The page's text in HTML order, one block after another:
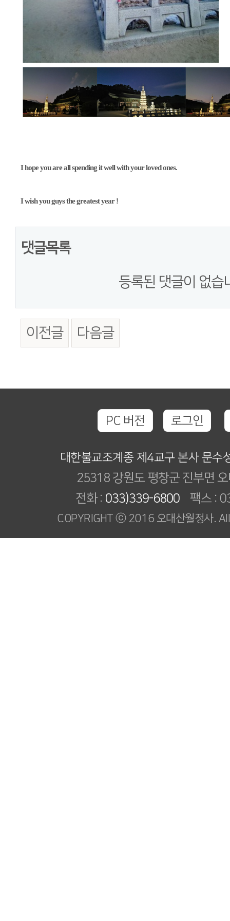
I hope you are all spending it well with your loved ones.
I wish you guys the greatest year !
댓글목록
등록된 댓글이 없습
이전글 다음글
PC 버전 로그인
대한불교조계종 제4교구 본사 문수
25318 강원도 평창군 진부면
전화 : 033)339-6800 팩스 :
COPYRIGHT ⓒ 2016 오대산월정사.